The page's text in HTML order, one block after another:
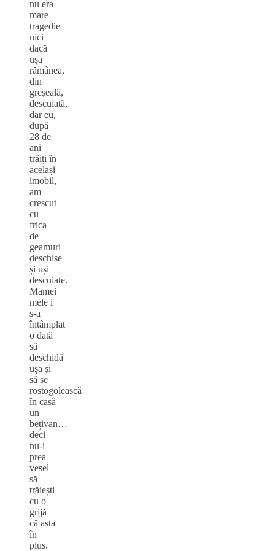
nu era
mare
tragedie
nici
dacă
ușa
rămânea,
din
greșeală,
descuiată,
dar eu,
după
28 de
ani
trăiți în
același
imobil,
am
crescut
cu
frica
de
geamuri
deschise
și uși
descuiate.
Mamei
mele i
s-a
întâmplat
o dată
să
deschidă
ușa și
să se
rostogolească
în casă
un
bețivan…
deci
nu-i
prea
vesel
să
trăiești
cu o
grijă
că asta
în
plus.